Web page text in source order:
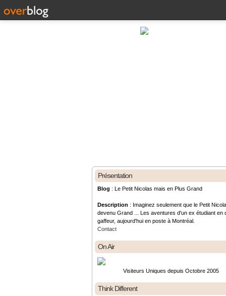
Présentation
Blog : Le Petit Nicolas mais en Plus Grand
Description : Imaginez seulement que le Petit
devenu Grand ... Les aventures d'un ex étudiant en
gaffeur, aujourd'hui en poste à Montréal.
Contact
On Air
Visiteurs Uniques depuis Octobre 2005
Think Different